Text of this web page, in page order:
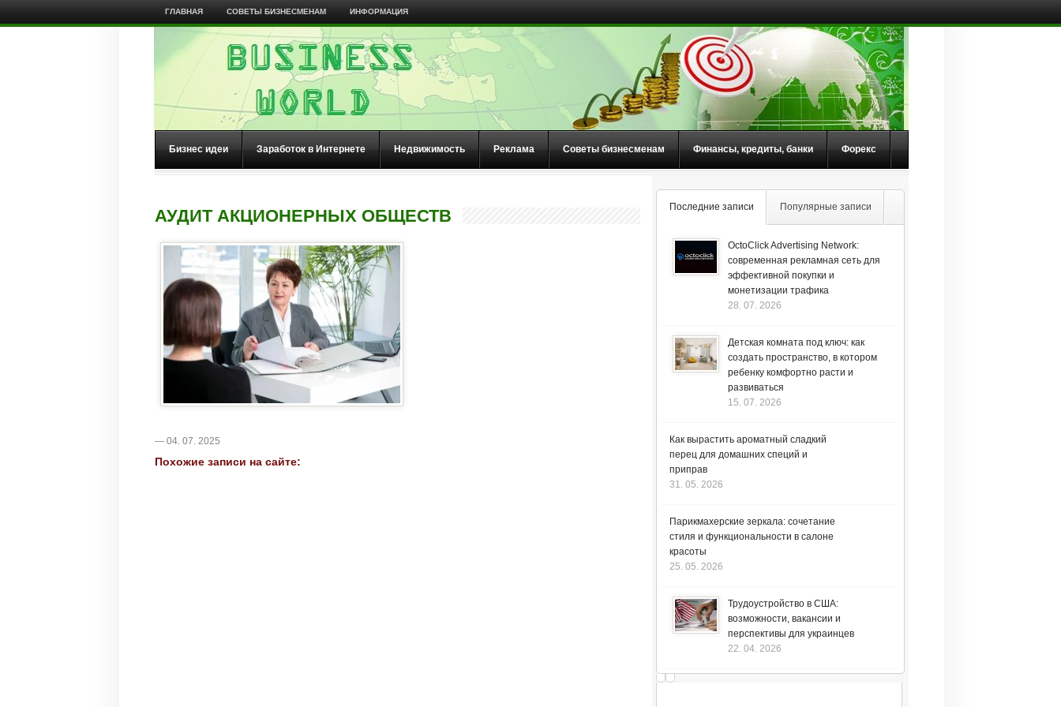
ГЛАВНАЯ СОВЕТЫ БИЗНЕСМЕНАМ ИНФОРМАЦИЯ
Бизнес идеи Заработок в Интернете Недвижимость Реклама Советы бизнесменам Финансы, кредиты, банки Форекс
АУДИТ АКЦИОНЕРНЫХ ОБЩЕСТВ
— 04. 07. 2025
Похожие записи на сайте:
Последние записи Популярные записи
OctoClick Advertising Network:
современная рекламная сеть для
эффективной покупки и
монетизации трафика
28. 07. 2026
Детская комната под ключ: как
создать пространство, в котором
ребенку комфортно расти и
развиваться
15. 07. 2026
Как вырастить ароматный сладкий
перец для домашних специй и
приправ
31. 05. 2026
Парикмахерские зеркала: сочетание
стиля и функциональности в салоне
красоты
25. 05. 2026
Трудоустройство в США:
возможности, вакансии и
перспективы для украинцев
22. 04. 2026